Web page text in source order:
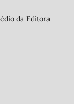
da Editora